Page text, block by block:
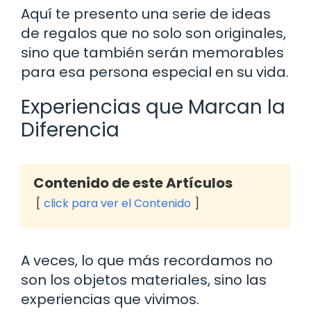
Aquí te presento una serie de ideas
de regalos que no solo son originales,
sino que también serán memorables
para esa persona especial en su vida.
Experiencias que Marcan la
Diferencia
Contenido de este Artículos
click para ver el Contenido
A veces, lo que más recordamos no
son los objetos materiales, sino las
experiencias que vivimos.